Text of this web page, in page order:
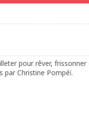
pour rêver, frissonner
par Christine Pompéï.